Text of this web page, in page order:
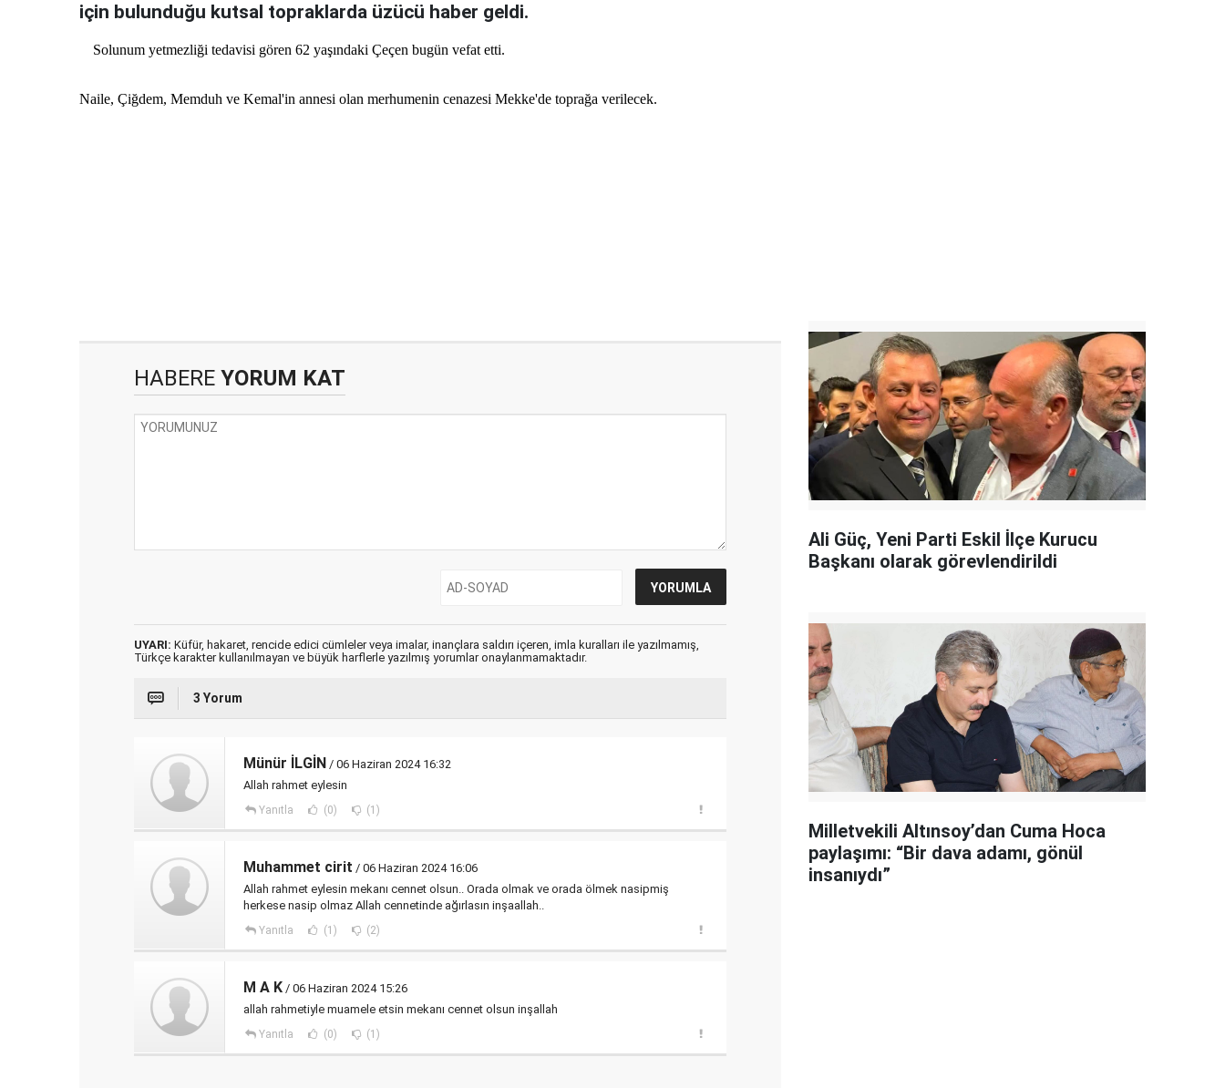
için bulunduğu kutsal topraklarda üzücü haber geldi.
Solunum yetmezliği tedavisi gören 62 yaşındaki Çeçen bugün vefat etti.
Naile, Çiğdem, Memduh ve Kemal'in annesi olan merhumenin cenazesi Mekke'de toprağa verilecek.
HABERE YORUM KAT
UYARI: Küfür, hakaret, rencide edici cümleler veya imalar, inançlara saldırı içeren, imla kuralları ile yazılmamış,
Türkçe karakter kullanılmayan ve büyük harflerle yazılmış yorumlar onaylanmamaktadır.
3 Yorum
Münür İLGİN / 06 Haziran 2024 16:32
Allah rahmet eylesin
Yanıtla (0) (1)
Muhammet cirit / 06 Haziran 2024 16:06
Allah rahmet eylesin mekanı cennet olsun.. Orada olmak ve orada ölmek nasipmiş
herkese nasip olmaz Allah cennetinde ağırlasın inşaallah..
Yanıtla (1) (2)
M A K / 06 Haziran 2024 15:26
allah rahmetiyle muamele etsin mekanı cennet olsun inşallah
Yanıtla (0) (1)
Ali Güç, Yeni Parti Eskil İlçe Kurucu
Başkanı olarak görevlendirildi
Milletvekili Altınsoy’dan Cuma Hoca
paylaşımı: “Bir dava adamı, gönül
insanıydı”